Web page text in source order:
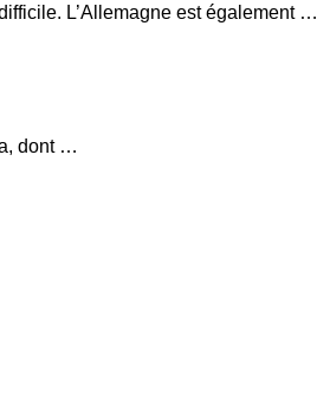
L’Allemagne est également …
dont …